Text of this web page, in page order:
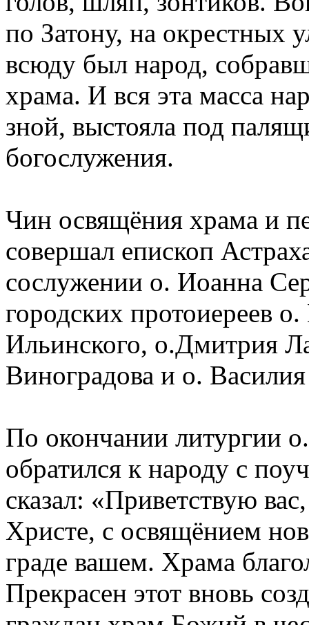
по Затону, на окрестных
всюду был народ,
храма. И вся эта масса
зной, выстояла под
богослужения.
Чин освящёния храма и
совершал епископ
сослужении о. Иоанна
городских протоиереев
Ильинского, о.Дмитрия
Виноградова и о. Василия
По окончании литургии
обратился к народу с
сказал: «Приветствую
Христе, с освящёнием
граде вашем. Храма
Прекрасен этот вновь